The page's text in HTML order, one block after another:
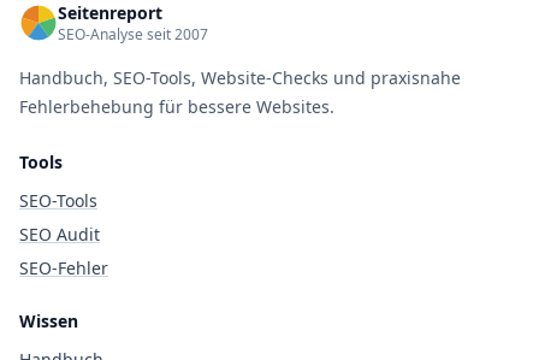
Seitenreport
SEO-Analyse seit 2007
Handbuch, SEO-Tools, Website-Checks und praxisnahe
Fehlerbehebung für bessere Websites.
Tools
SEO-Tools
SEO Audit
SEO-Fehler
Wissen